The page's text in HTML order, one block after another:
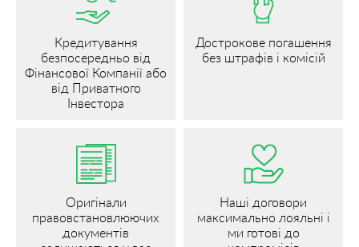
Кредитування
безпосередньо від
Фінансової Компанії або
від Приватного
Інвестора
Дострокове погашення
без штрафів і комісій
Оригінали
правовстановлюючих
документів
Наші договори
максимально лояльні і
ми готові до